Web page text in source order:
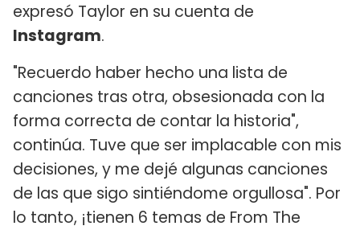
expresó Taylor en su cuenta de
Instagram.
"Recuerdo haber hecho una lista de
canciones tras otra, obsesionada con la
forma correcta de contar la historia",
continúa. Tuve que ser implacable con mis
decisiones, y me dejé algunas canciones
de las que sigo sintiéndome orgullosa". Por
lo tanto, ¡tienen 6 temas de From The